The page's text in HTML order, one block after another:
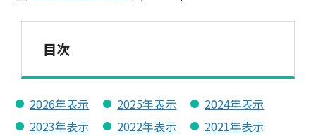
目次
2026年表示 2025年表示
2024年表示
2023年表示
2022年表示
2021年表示